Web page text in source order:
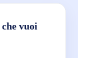
vuoi